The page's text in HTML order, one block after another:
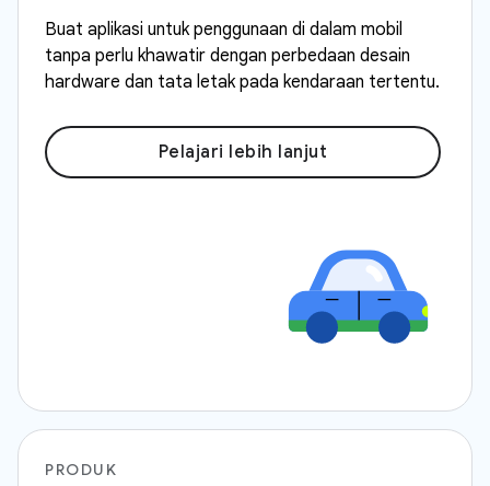
Buat aplikasi untuk penggunaan di dalam mobil
tanpa perlu khawatir dengan perbedaan desain
hardware dan tata letak pada kendaraan tertentu.
Pelajari lebih lanjut
PRODUK